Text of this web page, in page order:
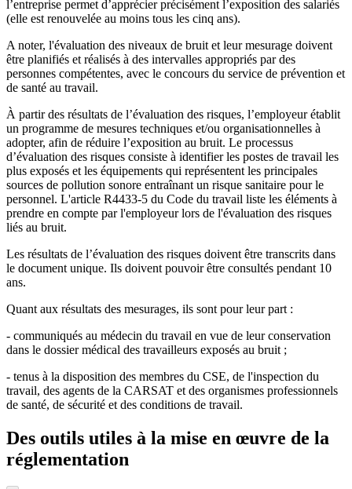
l’entreprise permet d’apprécier précisément l’exposition des salariés
(elle est renouvelée au moins tous les cinq ans).
A noter, l'évaluation des niveaux de bruit et leur mesurage doivent
être planifiés et réalisés à des intervalles appropriés par des
personnes compétentes, avec le concours du service de prévention et
de santé au travail.
À partir des résultats de l’évaluation des risques, l’employeur établit
un programme de mesures techniques et/ou organisationnelles à
adopter, afin de réduire l’exposition au bruit. Le processus
d’évaluation des risques consiste à identifier les postes de travail les
plus exposés et les équipements qui représentent les principales
sources de pollution sonore entraînant un risque sanitaire pour le
personnel. L'article R4433-5 du Code du travail liste les éléments à
prendre en compte par l'employeur lors de l'évaluation des risques
liés au bruit.
Les résultats de l’évaluation des risques doivent être transcrits dans
le document unique. Ils doivent pouvoir être consultés pendant 10
ans.
Quant aux résultats des mesurages, ils sont pour leur part :
- communiqués au médecin du travail en vue de leur conservation
dans le dossier médical des travailleurs exposés au bruit ;
- tenus à la disposition des membres du CSE, de l'inspection du
travail, des agents de la CARSAT et des organismes professionnels
de santé, de sécurité et des conditions de travail.
Des outils utiles à la mise en œuvre de la
réglementation